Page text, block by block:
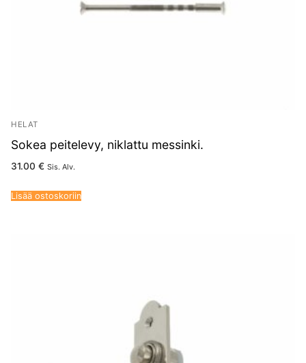
HELAT
Sokea peitelevy, niklattu messinki.
31.00 € Sis. Alv.
Lisää ostoskoriin